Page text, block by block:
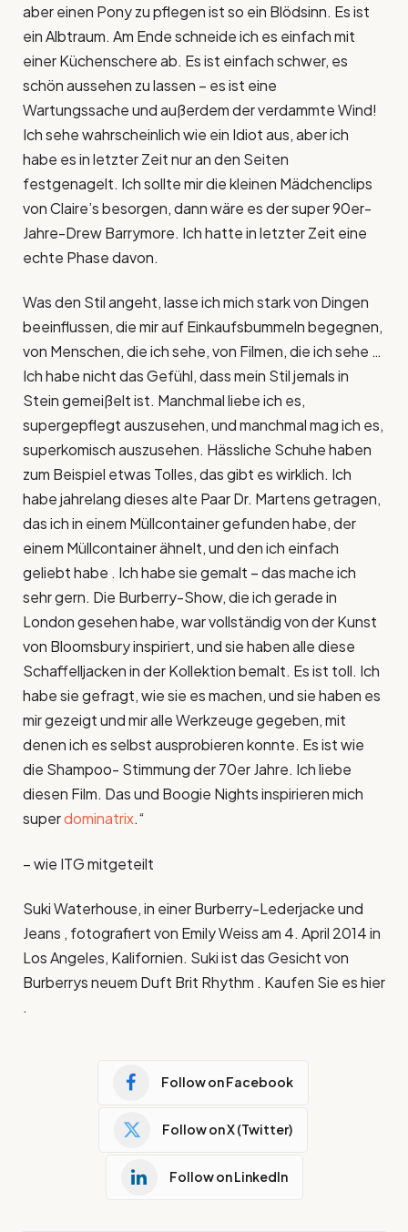
aber einen Pony zu pflegen ist so ein Blödsinn. Es ist
ein Albtraum. Am Ende schneide ich es einfach mit
einer Küchenschere ab. Es ist einfach schwer, es
schön aussehen zu lassen – es ist eine
Wartungssache und außerdem der verdammte Wind!
Ich sehe wahrscheinlich wie ein Idiot aus, aber ich
habe es in letzter Zeit nur an den Seiten
festgenagelt. Ich sollte mir die kleinen Mädchenclips
von Claire’s besorgen, dann wäre es der super 90er-
Jahre-Drew Barrymore. Ich hatte in letzter Zeit eine
echte Phase davon.
Was den Stil angeht, lasse ich mich stark von Dingen
beeinflussen, die mir auf Einkaufsbummeln begegnen,
von Menschen, die ich sehe, von Filmen, die ich sehe …
Ich habe nicht das Gefühl, dass mein Stil jemals in
Stein gemeißelt ist. Manchmal liebe ich es,
supergepflegt auszusehen, und manchmal mag ich es,
superkomisch auszusehen. Hässliche Schuhe haben
zum Beispiel etwas Tolles, das gibt es wirklich. Ich
habe jahrelang dieses alte Paar Dr. Martens getragen,
das ich in einem Müllcontainer gefunden habe, der
einem Müllcontainer ähnelt, und den ich einfach
geliebt habe . Ich habe sie gemalt – das mache ich
sehr gern. Die Burberry-Show, die ich gerade in
London gesehen habe, war vollständig von der Kunst
von Bloomsbury inspiriert, und sie haben alle diese
Schaffelljacken in der Kollektion bemalt. Es ist toll. Ich
habe sie gefragt, wie sie es machen, und sie haben es
mir gezeigt und mir alle Werkzeuge gegeben, mit
denen ich es selbst ausprobieren konnte. Es ist wie
die Shampoo- Stimmung der 70er Jahre. Ich liebe
diesen Film. Das und Boogie Nights inspirieren mich
superdominatrix.“
– wie ITG mitgeteilt
Suki Waterhouse, in einer Burberry-Lederjacke und
Jeans , fotografiert von Emily Weiss am 4. April 2014 in
Los Angeles, Kalifornien. Suki ist das Gesicht von
Burberrys neuem Duft Brit Rhythm . Kaufen Sie es hier
.
Follow on Facebook
Follow on X (Twitter)
Follow on LinkedIn